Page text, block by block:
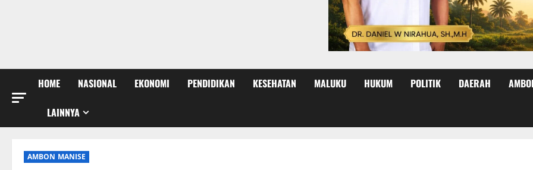
HOME NASIONAL EKONOMI PENDIDIKAN KESEHATAN MALUKU HUKUM POLITIK DAERAH
LAINNYA
AMBON MANISE